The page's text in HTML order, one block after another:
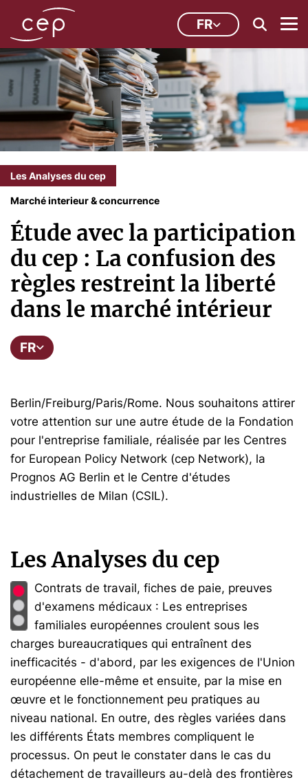
FR
Les Analyses du cep
Marché interieur & concurrence
Étude avec la participation
du cep : La confusion des
règles restreint la liberté
dans le marché intérieur
FR
Berlin/Freiburg/Paris/Rome. Nous souhaitons attirer
votre attention sur une autre étude de la Fondation
pour l'entreprise familiale, réalisée par les Centres
for European Policy Network (cep Network), la
Prognos AG Berlin et le Centre d'études
industrielles de Milan (CSIL).
Les Analyses du cep
Contrats de travail, fiches de paie, preuves
d'examens médicaux : Les entreprises
familiales européennes croulent sous les
charges bureaucratiques qui entraînent des
inefficacités - d'abord, par les exigences de l'Union
européenne elle-même et ensuite, par la mise en
œuvre et le fonctionnement peu pratiques au
niveau national. En outre, des règles variées dans
les différents États membres compliquent le
processus. On peut le constater dans le cas du
détachement de travailleurs au-delà des frontières